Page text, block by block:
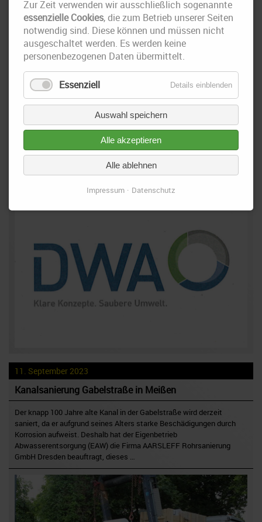
11. September 2023
IRS Weiterbildung Update
Frau M.Sc. Anika Wittwer am 17.06.2023 Ihren ZKS Lehrgang
11. September 2023
Kanalsanierung Gabelstraße in Meißen
Der knapp 100 Jahre alte Kanal in der Gabelstraße wird derzeit
saniert, da er aufgrund seines Alters starke Beschädigungen durch
Korrosion aufweist. Deshalb hat der Eigenbetrieb
Abwasserentsorgung (EAW) die Firma AARSLEFF Rohrsanierung
GmbH Dresden beauftragt, dieses …
Zur Zeit verwenden wir ausschließlich sogenannte
essenzielle Cookies, die zum Betrieb unserer Seiten
notwendig sind. Diese können und müssen nicht
ausgeschaltet werden. Es werden keine
personenbezogenen Daten übermittelt.
Essenziell Details einblenden
Auswahl speichern
Alle akzeptieren
Alle ablehnen
Impressum Datenschutz